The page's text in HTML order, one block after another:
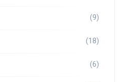
(9)
(18)
(6)